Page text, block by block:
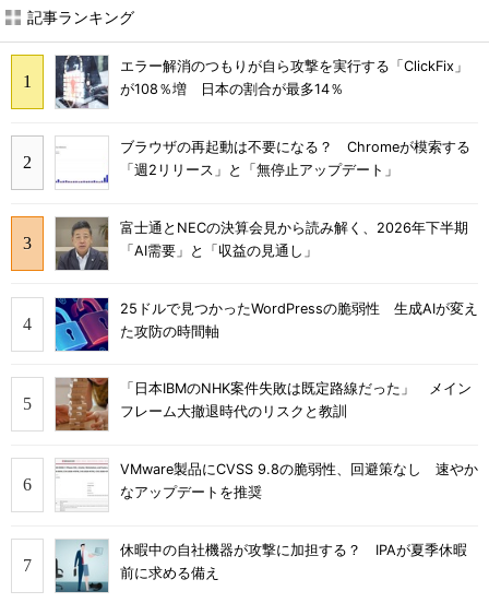
記事ランキング
エラー解消のつもりが自ら攻撃を実行する「ClickFix」
が108％増 日本の割合が最多14％
ブラウザの再起動は不要になる？ Chromeが模索する
「週2リリース」と「無停止アップデート」
富士通とNECの決算会見から読み解く、2026年下半期
「AI需要」と「収益の見通し」
25ドルで見つかったWordPressの脆弱性 生成AIが変え
た攻防の時間軸
「日本IBMのNHK案件失敗は既定路線だった」 メイン
フレーム大撤退時代のリスクと教訓
VMware製品にCVSS 9.8の脆弱性、回避策なし 速やか
なアップデートを推奨
休暇中の自社機器が攻撃に加担する？ IPAが夏季休暇
前に求める備え